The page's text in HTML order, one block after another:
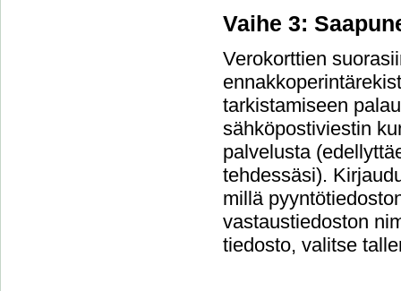
Vaihe 3:
Verokorttien
tarkistamiseen
sähköpostiviestin
palvelusta
tehdessäsi).
millä
vastaustiedoston
tiedosto, valitse